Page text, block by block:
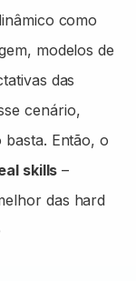
como
modelos de
das
cenário,
Então, o
skills –
das hard